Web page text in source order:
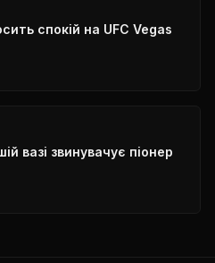
спокій на UFC Vegas
вазі звинувачує піонер